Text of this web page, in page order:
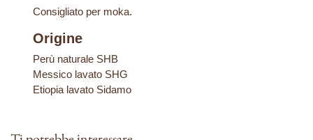
Consigliato per moka.
Origine
Perù naturale SHB
Messico lavato SHG
Etiopia lavato Sidamo